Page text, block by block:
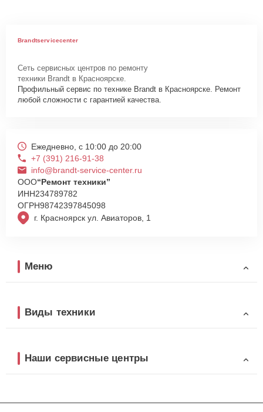
Brandtservicecenter
Сеть сервисных центров по ремонту
техники Brandt в Красноярске.
Профильный сервис по технике Brandt в Красноярске. Ремонт
любой сложности с гарантией качества.
г. Красноярск ул. Авиаторов, 1
Ежедневно, с 10:00 до 20:00
+7 (391) 216-91-38
info@brandt-service-center.ru
ООО“Ремонт техники”
ИНН234789782
ОГРН98742397845098
Меню
Виды техники
Наши сервисные центры